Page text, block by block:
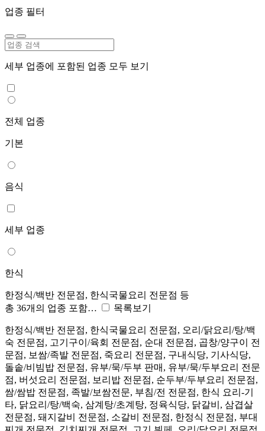
업종 필터
세부 업종에 포함된 업종 모두 보기
전체 업종
기본
음식
세부 업종
한식
한정식/백반 전문점, 한식국물요리 전문점 등
총 36개의 업종 포함…
목록보기
한정식/백반 전문점, 한식국물요리 전문점, 오리/닭요리/탕/백
숙 전문점, 고기구이/육회 전문점, 순대 전문점, 곱창/양구이 전
문점, 보쌈/족발 전문점, 죽요리 전문점, 구내식당, 기사식당,
돌솥/비빔밥 전문점, 유부/묵/두부 판매, 유부/묵/두부요리 전문
점, 버섯요리 전문점, 보리밥 전문점, 순두부/두부요리 전문점,
쌈/쌈밥 전문점, 족발/보쌈전문, 부침/전 전문점, 한식 요리-기
타, 닭요리/탕/백숙, 삼계탕/초계탕, 정육식당, 닭갈비, 삼겹살
전문점, 돼지갈비 전문점, 소갈비 전문점, 한정식 전문점, 부대